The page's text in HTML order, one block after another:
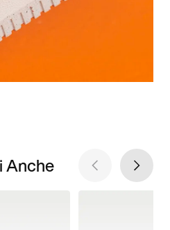
Anche